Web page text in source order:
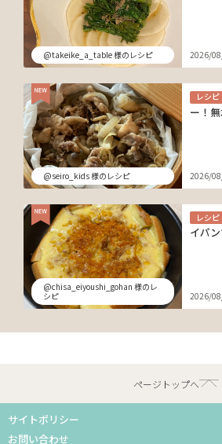
@takeike_a_table 様のレシピ 2026/
@seiro_kids 様のレシピ
レシピ
ー！
2026/
@chisa_eiyoushi_gohan 様のレ
シピ
レシピ
イパ
2026/
ページトップへ
サイトポリシー
お問い合わせ